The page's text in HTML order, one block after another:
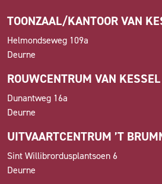
TOONZAAL/KANTOOR VAN
Helmondseweg 109a
Deurne
ROUWCENTRUM VAN
Dunantweg 16a
Deurne
UITVAARTCENTRUM ’T
Sint Willibrordusplantsoen 6
Deurne